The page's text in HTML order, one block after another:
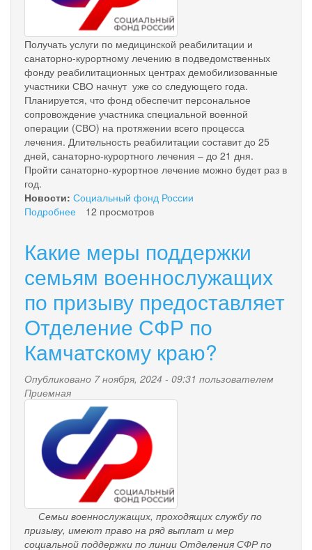
Получать услуги по медицинской реабилитации и
санаторно-курортному лечению в подведомственных
фонду реабилитационных центрах демобилизованные
участники СВО начнут уже со следующего года.
Планируется, что фонд обеспечит персональное
сопровождение участника специальной военной
операции (СВО) на протяжении всего процесса
лечения. Длительность реабилитации составит до 25
дней, санаторно-курортного лечения – до 21 дня.
Пройти санаторно-курортное лечение можно будет раз в
год.
Новости: Социальный фонд России
Подробнее
года
ветераны
СВО
проходить
лечение
в
центрах
реабилитации
Социального
12 просмотров
Какие меры поддержки
семьям военнослужащих
по призыву предоставляет
Отделение СФР по
Камчатскому краю?
Опубликовано 7 ноября, 2024 - 09:31 пользователем
Приемная
pensionnyy_fond.png
Семьи военнослужащих, проходящих службу по
призыву, имеют право на ряд выплат и мер
социальной поддержки по линии Отделения СФР по